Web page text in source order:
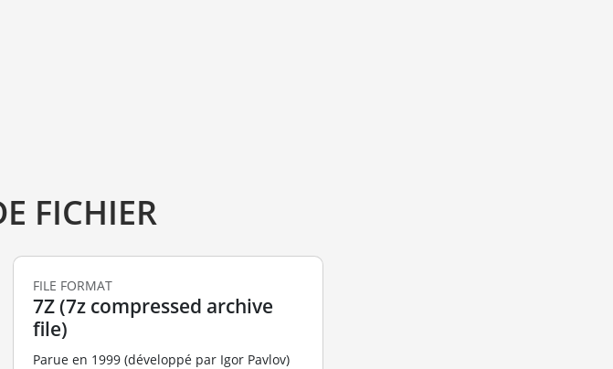
FICHIER
FILE FORMAT
7Z (7z compressed archive
file)
Parue en 1999 (développé par Igor Pavlov)